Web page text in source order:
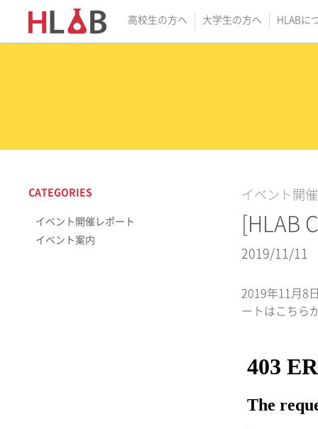
高校生の方へ 大学生の方へ HLABに
イベント開
[HLAB
2019/11/11
2019年11月8
ートはこちら
CATEGORIES
イベント開催レポート
イベント案内